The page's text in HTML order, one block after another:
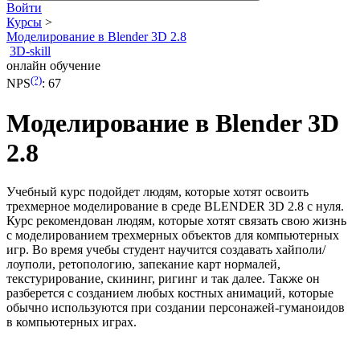
Войти
Курсы >
Моделирование в Blender 3D 2.8
3D-skill
онлайн обучение
NPS(?): 67
Моделирование в Blender 3D
2.8
Учебный курс подойдет людям, которые хотят освоить
трехмерное моделирование в среде BLENDER 3D 2.8 с нуля.
Курс рекомендован людям, которые хотят связать свою жизнь
с моделированием трехмерных объектов для компьютерных
игр. Во время учебы студент научится создавать хайполи/
лоуполи, ретопологию, запекание карт нормалей,
текстурирование, скининг, ригинг и так далее. Также он
разберется с созданием любых костных анимаций, которые
обычно используются при создании персонажей-гуманоидов
в компьютерных играх.